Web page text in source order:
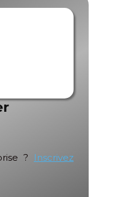
?
Inscrivez